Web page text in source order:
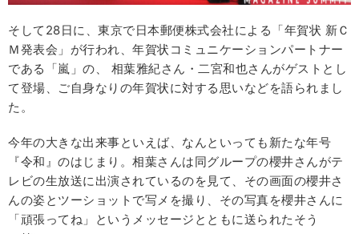
そして28日に、東京で日本郵便株式会社による「年賀状 新Ｃ
Ｍ発表会」が行われ、年賀状コミュニケーションパートナー
である「嵐」の、 相葉雅紀さん・二宮和也さんがゲストとし
て登場、ご自身なりの年賀状に対する思いなどを語られまし
た。
今年の大きな出来事といえば、なんといっても新たな年号
『令和』のはじまり。相葉さんは同グループの櫻井さんがテ
レビの生放送に出演されているのを見て、その画面の櫻井さ
んの姿とツーショットで写メを撮り、その写真を櫻井さんに
「頑張ってね」というメッセージとともに送られたそう